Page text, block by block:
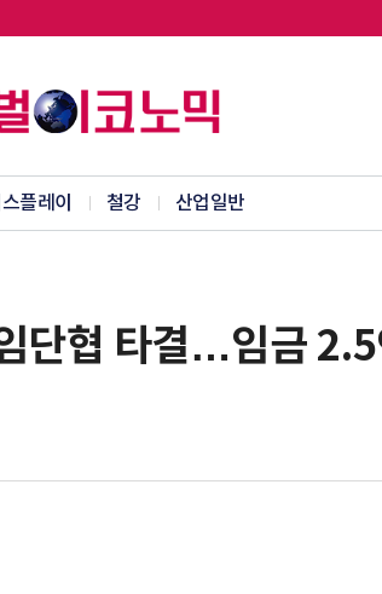
플레이 철강 산업일반
단협 타결…임금